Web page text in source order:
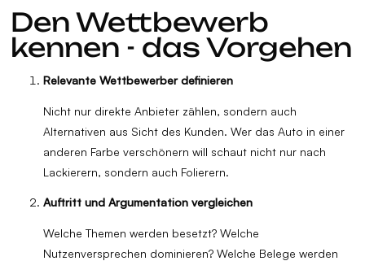
Den Wettbewerb
kennen - das Vorgehen
Relevante Wettbewerber definieren
Nicht nur direkte Anbieter zählen, sondern auch
Alternativen aus Sicht des Kunden. Wer das Auto in einer
anderen Farbe verschönern will schaut nicht nur nach
Lackierern, sondern auch Folierern.
Auftritt und Argumentation vergleichen
Welche Themen werden besetzt? Welche
Nutzenversprechen dominieren? Welche Belege werden